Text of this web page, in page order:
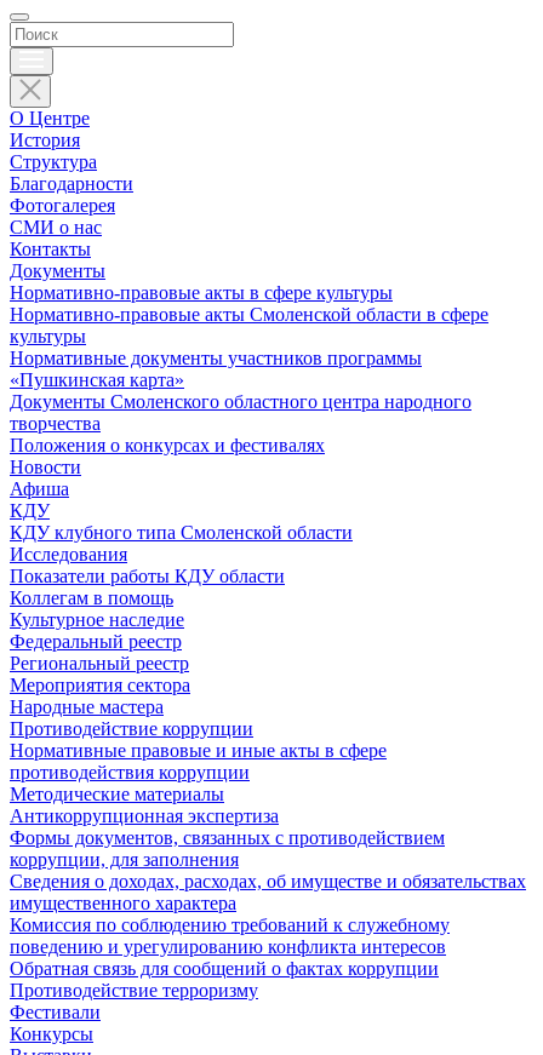
О Центре
История
Структура
Благодарности
Фотогалерея
СМИ о нас
Контакты
Документы
Нормативно-правовые акты в сфере культуры
Нормативно-правовые акты Смоленской области в сфере
культуры
Нормативные документы участников программы
«Пушкинская карта»
Документы Смоленского областного центра народного
творчества
Положения о конкурсах и фестивалях
Новости
Афиша
КДУ
КДУ клубного типа Смоленской области
Исследования
Показатели работы КДУ области
Коллегам в помощь
Культурное наследие
Федеральный реестр
Региональный реестр
Мероприятия сектора
Народные мастера
Противодействие коррупции
Нормативные правовые и иные акты в сфере
противодействия коррупции
Методические материалы
Антикоррупционная экспертиза
Формы документов, связанных с противодействием
коррупции, для заполнения
Сведения о доходах, расходах, об имуществе и обязательствах
имущественного характера
Комиссия по соблюдению требований к служебному
поведению и урегулированию конфликта интересов
Обратная связь для сообщений о фактах коррупции
Противодействие терроризму
Фестивали
Конкурсы